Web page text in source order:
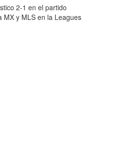
2-1 en el partido
MX y MLS en la Leagues